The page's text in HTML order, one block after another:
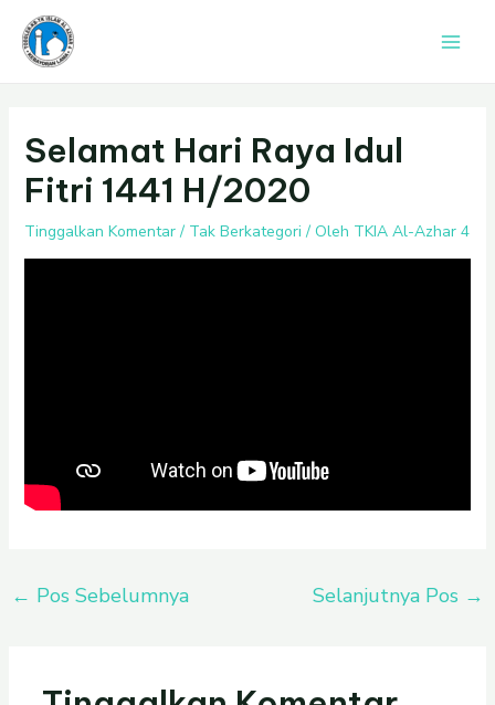
Lewati
konten
Selamat Hari Raya Idul
Fitri 1441 H/2020
Tinggalkan Komentar / Tak Berkategori / Oleh TKIA Al-Azhar 4
navigation
← Pos Sebelumnya Selanjutnya Pos →